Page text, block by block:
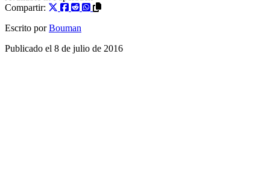
Compartir:
Escrito por Bouman
Publicado el 8 de julio de 2016